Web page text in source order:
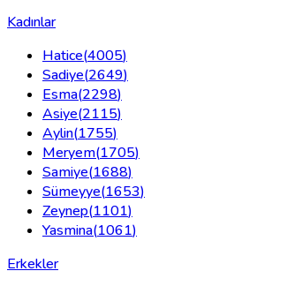
Kadınlar
Hatice(4005)
Sadiye(2649)
Esma(2298)
Asiye(2115)
Aylin(1755)
Meryem(1705)
Samiye(1688)
Sümeyye(1653)
Zeynep(1101)
Yasmina(1061)
Erkekler